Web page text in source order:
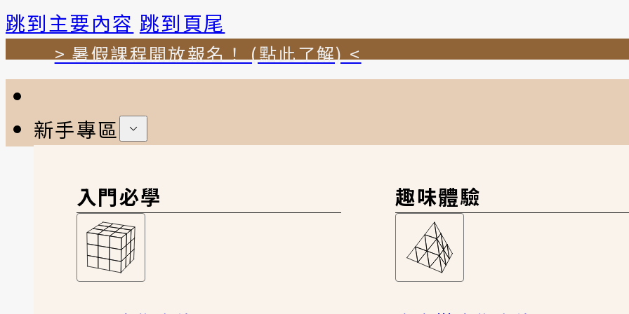
跳到主要內容 跳到頁尾
> 暑假課程開放報名！ (點此了解) <
新手專區
入門必學 趣味體驗